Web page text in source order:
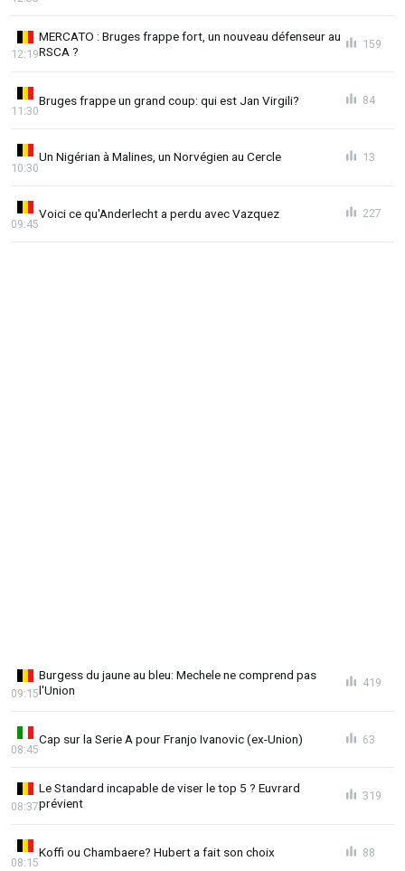
MERCATO : Bruges frappe fort, un nouveau défenseur au
RSCA ?
12:19
159
Bruges frappe un grand coup: qui est Jan Virgili?
11:30
84
Un Nigérian à Malines, un Norvégien au Cercle
10:30
13
Voici ce qu'Anderlecht a perdu avec Vazquez
09:45
227
Burgess du jaune au bleu: Mechele ne comprend pas
l'Union
09:15
419
Cap sur la Serie A pour Franjo Ivanovic (ex-Union)
08:45
63
Le Standard incapable de viser le top 5 ? Euvrard
prévient
08:37
319
Koffi ou Chambaere? Hubert a fait son choix
08:15
88